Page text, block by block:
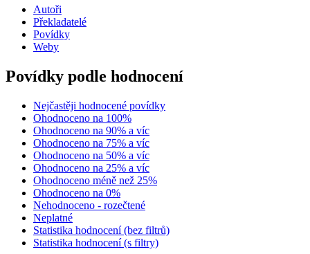
Autoři
Překladatelé
Povídky
Weby
Povídky podle hodnocení
Nejčastěji hodnocené povídky
Ohodnoceno na 100%
Ohodnoceno na 90% a víc
Ohodnoceno na 75% a víc
Ohodnoceno na 50% a víc
Ohodnoceno na 25% a víc
Ohodnoceno méně než 25%
Ohodnoceno na 0%
Nehodnoceno - rozečtené
Neplatné
Statistika hodnocení (bez filtrů)
Statistika hodnocení (s filtry)